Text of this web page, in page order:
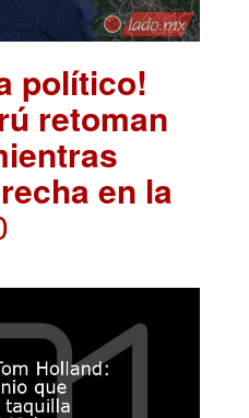
político!
retoman
en la